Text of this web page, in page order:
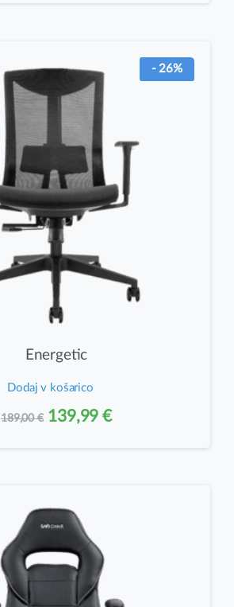
- 26%
Energetic
Dodaj v košarico
189,00€ Izvirna
bila:
189,00 €.
139,99€Trenutna